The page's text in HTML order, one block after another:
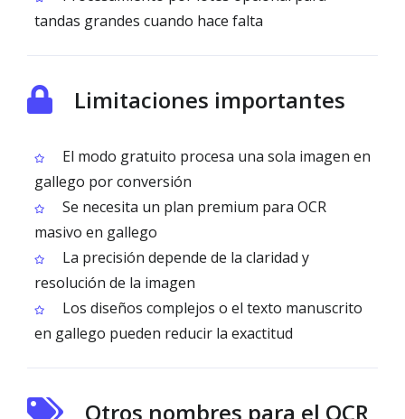
tandas grandes cuando hace falta
Limitaciones importantes
El modo gratuito procesa una sola imagen en
gallego por conversión
Se necesita un plan premium para OCR
masivo en gallego
La precisión depende de la claridad y
resolución de la imagen
Los diseños complejos o el texto manuscrito
en gallego pueden reducir la exactitud
Otros nombres para el OCR